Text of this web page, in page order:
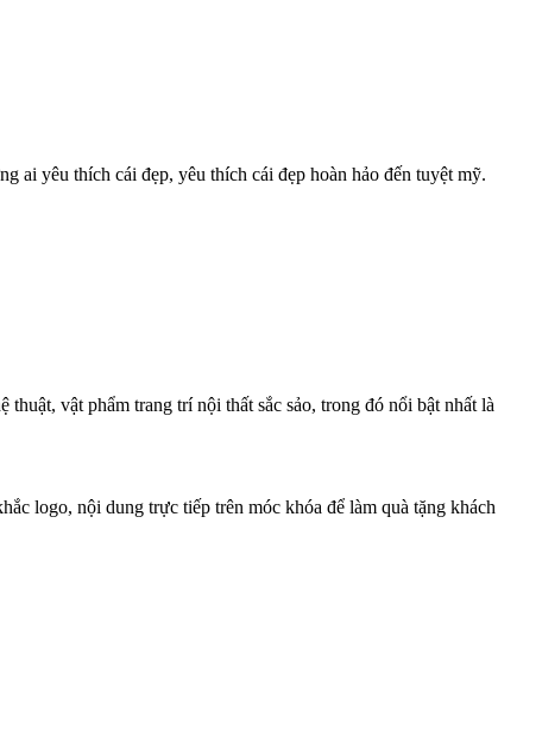
ai yêu thích cái đẹp, yêu thích cái đẹp hoàn hảo đến tuyệt mỹ.
vật phẩm trang trí nội thất sắc sảo, trong đó nổi bật nhất là
logo, nội dung trực tiếp trên móc khóa để làm quà tặng khách